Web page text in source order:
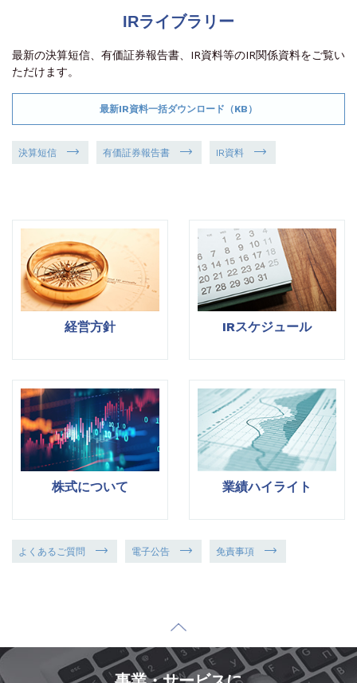
IRライブラリー
最新の決算短信、有価証券報告書、IR資料等のIR関係資料をご覧い
ただけます。
最新IR資料一括ダウンロード（KB）
決算短信 有価証券報告書 IR資料
経営方針 IRスケジュール
株式について 業績ハイライト
よくあるご質問 電子公告 免責事項